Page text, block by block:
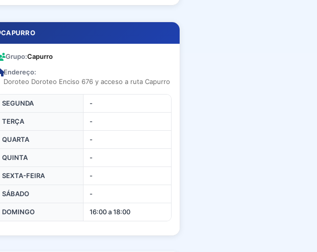
CAPURRO
Grupo:Capurro
Endereço:
Doroteo Doroteo Enciso 676 y acceso a ruta Capurro
SEGUNDA -
TERÇA -
QUARTA -
QUINTA -
SEXTA-FEIRA -
SÁBADO -
DOMINGO 16:00 a 18:00